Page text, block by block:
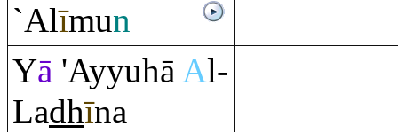
`Alīmun
Yā 'AyyuhāAl-
Ladhīna